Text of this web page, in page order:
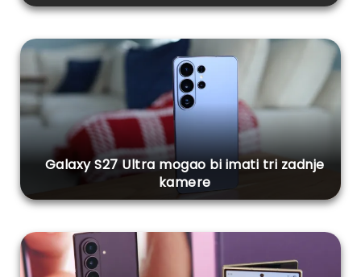
Galaxy S27 Ultra mogao bi imati tri zadnje
kamere